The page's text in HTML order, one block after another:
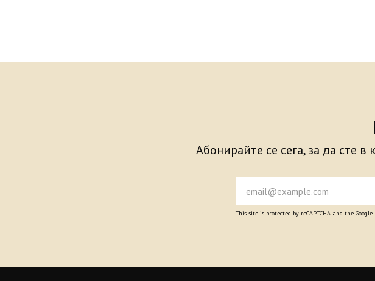
Абонирайте се сега, за да сте
This site is protected by reCAPTCHA and the Google